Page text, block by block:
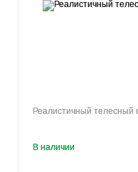
Реалистичный
В наличии